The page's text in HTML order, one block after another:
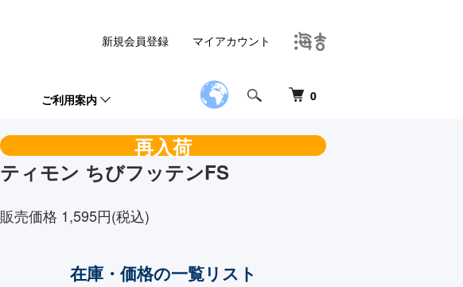
0
ご利用案内
新規会員登録 マイアカウント
再入荷
ティモン ちびフッテンFS
販売価格 1,595円(税込)
在庫・価格の一覧リスト